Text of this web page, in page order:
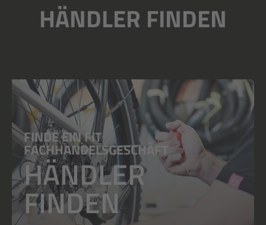
HÄNDLER FINDEN
FINDE EIN FIT
FACHHANDELSGESCHÄFT
HÄNDLER
FINDEN